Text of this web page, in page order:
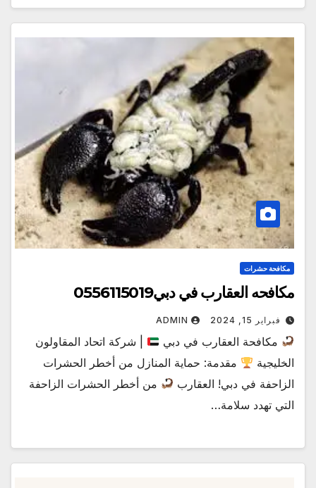
مكافحة حشرات
مكافحه العقارب في دبي0556115019
فبراير 15, 2024 ADMIN
مكافحة العقارب في دبي
| شركة اتحاد المقاولون
الخليجية
مقدمة: حماية المنازل من أخطر الحشرات
الزاحفة في دبي! العقارب
من أخطر الحشرات الزاحفة
التي تهدد سلامة…